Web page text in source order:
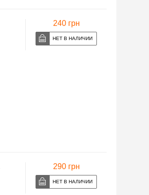
240 грн
290 грн